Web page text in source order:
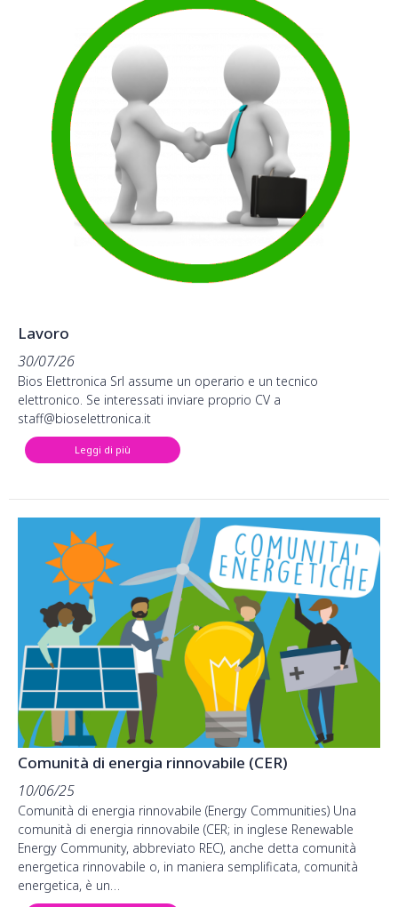
Lavoro
30/07/26
Bios Elettronica Srl assume un operario e un tecnico
elettronico. Se interessati inviare proprio CV a
staff@bioselettronica.it
Leggi di più
Comunità di energia rinnovabile (CER)
10/06/25
Comunità di energia rinnovabile (Energy Communities) Una
comunità di energia rinnovabile (CER; in inglese Renewable
Energy Community, abbreviato REC), anche detta comunità
energetica rinnovabile o, in maniera semplificata, comunità
energetica, è un…